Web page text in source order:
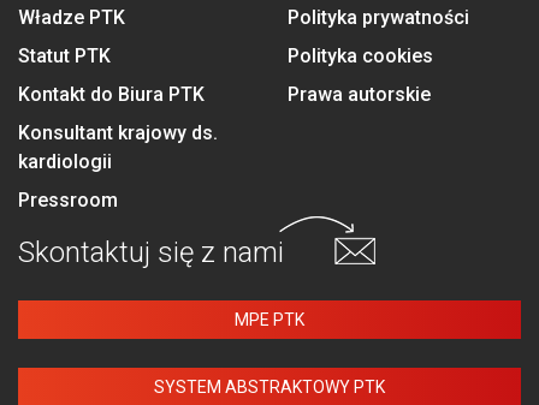
Władze PTK
Statut PTK
Kontakt do Biura PTK
Konsultant krajowy ds.
kardiologii
Pressroom
Polityka prywatności
Polityka cookies
Prawa autorskie
Skontaktuj się z nami
MPE PTK
SYSTEM ABSTRAKTOWY PTK